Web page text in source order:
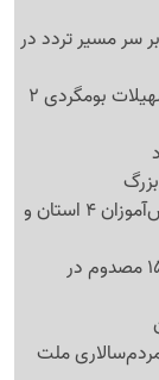
سر مسیر تردد در
گام بزرگ دولت در توسعه گردشگری؛ اعتبار تسهیلات بومگردی 2
تعیین تکلیف امتحانات نهایی معوق؛ ویژه دانش‌آموزان 4 استان و
آغاز موج بازگشت زائران اربعین؛ 24 کشته و 154 مصدوم در
ملت